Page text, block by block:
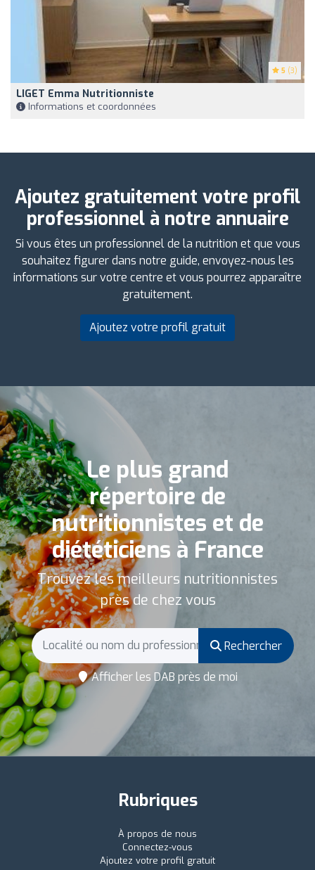
5 (3)
LIGET Emma Nutritionniste
Informations et coordonnées
Ajoutez gratuitement votre profil
professionnel à notre annuaire
Si vous êtes un professionnel de la nutrition et que vous
souhaitez figurer dans notre guide, envoyez-nous les
informations sur votre centre et vous pourrez apparaître
gratuitement.
Ajoutez votre profil gratuit
Le plus grand
répertoire de
nutritionnistes et de
diététiciens à France
Trouvez les meilleurs nutritionnistes
près de chez vous
Rechercher
Afficher les DAB près de moi
Rubriques
À propos de nous
Connectez-vous
Ajoutez votre profil gratuit